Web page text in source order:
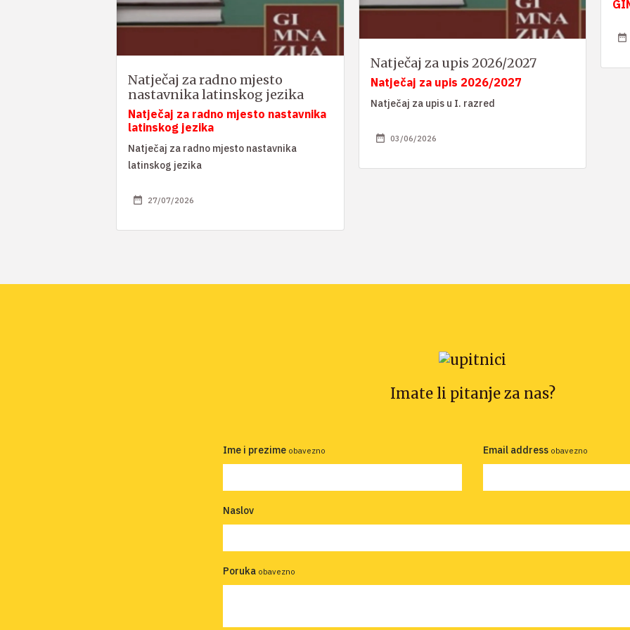
Natječaj za radno mjesto
nastavnika latinskog jezika
Natječaj za radno mjesto nastavnika
latinskog jezika
Natječaj za radno mjesto nastavnika
latinskog jezika
27/07/2026
Natječaj za upis 2026/2027
Natječaj za upis 2026/2027
Natječaj za upis u I. razred
03/06/2026
Imate li pitanje za nas?
Ime i prezime obavezno Email address obavezno
Naslov
Poruka obavezno